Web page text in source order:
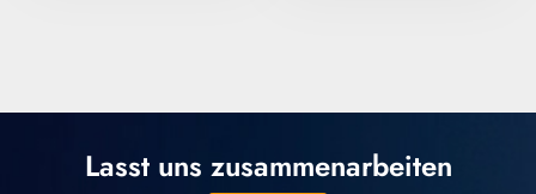
nach Leiterquerschnitt
ist dieses Kabel für
Lasst uns zusammenarbeiten